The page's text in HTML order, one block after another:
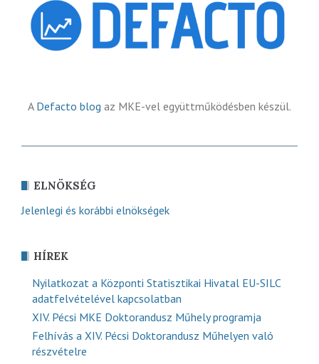
A Defacto blog az MKE-vel együttműködésben készül.
ELNÖKSÉG
Jelenlegi és korábbi elnökségek
HÍREK
Nyilatkozat a Központi Statisztikai Hivatal EU-SILC
adatfelvételével kapcsolatban
XIV. Pécsi MKE Doktorandusz Műhely programja
Felhívás a XIV. Pécsi Doktorandusz Műhelyen való
részvételre